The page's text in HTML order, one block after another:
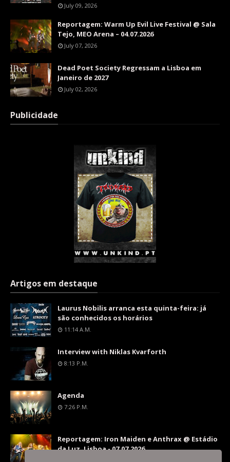
July 09, 2026
Reportagem: Warm Up Evil Live Festival @ Sala
Tejo, MEO Arena – 04.07.2026
July 07, 2026
Dead Poet Society Regressam a Lisboa em
Janeiro de 2027
July 02, 2026
Publicidade
Artigos em destaque
Laurus Nobilis arranca esta quinta-feira: já
são conhecidos os horários
11:14 A.m.
Interview with Niklas Kvarforth
8:13 P.m.
Agenda
7:26 P.m.
Reportagem: Iron Maiden e Anthrax @ Estádio
da Luz, Lisboa - 07.07.2026